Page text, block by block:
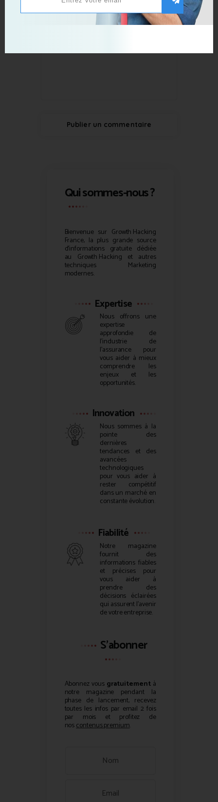
Qui sommes-nous ?
Bienvenue sur Growth Hacking
France, la plus grande source
d’informations gratuite dédiée
au Growth Hacking et autres
techniques Marketing
modernes.
Expertise
Nous offrons une
expertise
approfondie de
l’industrie de
l’assurance pour
vous aider à mieux
comprendre les
enjeux et les
opportunités.
Innovation
Nous sommes à la
pointe des
dernières
tendances et des
avancées
technologiques
pour vous aider à
rester compétitif
dans un marché en
constante évolution.
Fiabilité
Notre magazine
fournit des
informations fiables
et précises pour
vous aider à
prendre des
décisions éclairées
qui assurent l’avenir
de votre entreprise.
S'abonner
Abonnez vous gratuitementà
notre magazine pendant la
phase de lancement, recevez
toutes les infos par email 2 fois
par mois et profitez de
noscontenus premium.